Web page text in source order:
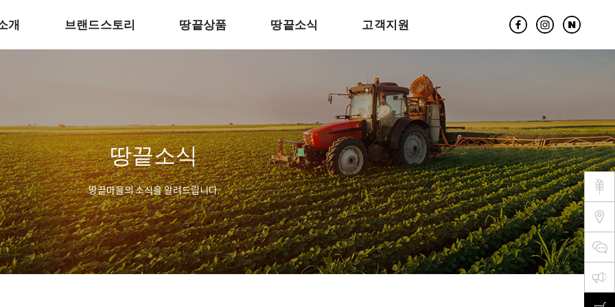
개 브랜드스토리 땅끝상품 땅끝소식 고객지원
땅끝소식
땅끝마을의 소식을 알려드립니다.